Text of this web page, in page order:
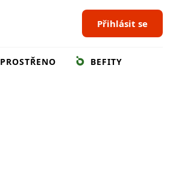
Přihlásit se
PROSTŘENO BEFITY